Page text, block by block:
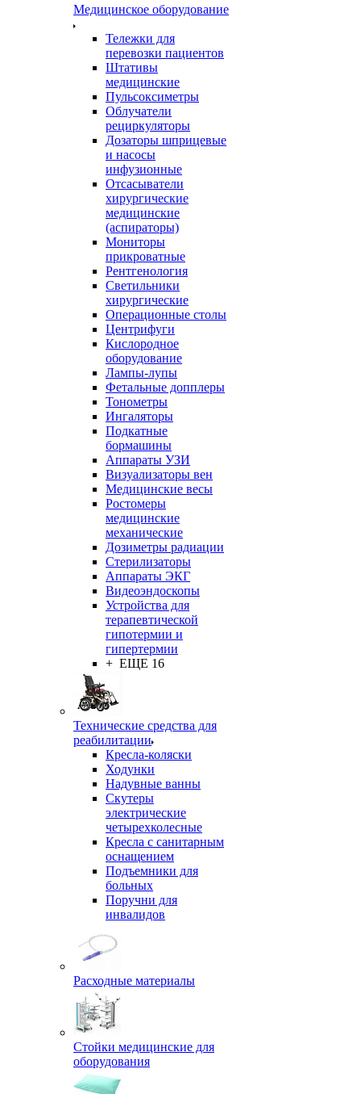
Медицинское оборудование
Тележки для
перевозки пациентов
Штативы
медицинские
Пульсоксиметры
Облучатели
рециркуляторы
Дозаторы шприцевые
и насосы
инфузионные
Отсасыватели
хирургические
медицинские
(аспираторы)
Мониторы
прикроватные
Рентгенология
Светильники
хирургические
Операционные столы
Центрифуги
Кислородное
оборудование
Лампы-лупы
Фетальные допплеры
Тонометры
Ингаляторы
Подкатные
бормашины
Аппараты УЗИ
Визуализаторы вен
Медицинские весы
Ростомеры
медицинские
механические
Дозиметры радиации
Стерилизаторы
Аппараты ЭКГ
Видеоэндоскопы
Устройства для
терапевтической
гипотермии и
гипертермии
+ ЕЩЕ 16
Технические средства для
реабилитации
Кресла-коляски
Ходунки
Надувные ванны
Скутеры
электрические
четырехколесные
Кресла с санитарным
оснащением
Подъемники для
больных
Поручни для
инвалидов
Расходные материалы
Стойки медицинские для
оборудования